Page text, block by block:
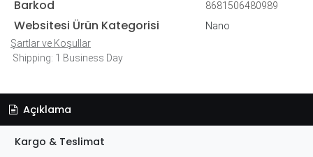
Barkod 8681506480989
Websitesi Ürün Kategorisi
Nano
Şartlar ve Koşullar
Shipping: 1 Business Day
Açıklama
Kargo & Teslimat